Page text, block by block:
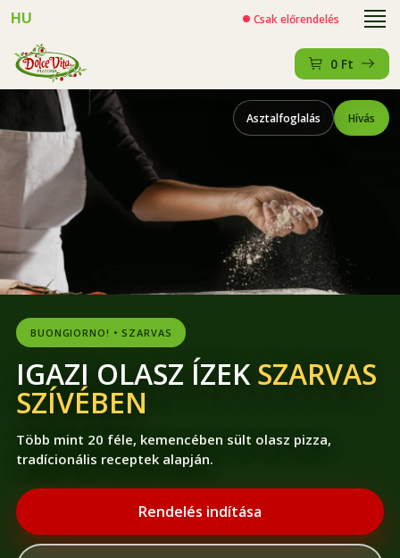
HU Csak előrendelés
0 Ft
Asztalfoglalás Hívás
BUONGIORNO! • SZARVAS
IGAZI OLASZ ÍZEKSZARVAS
SZÍVÉBEN
Több mint 20 féle, kemencében sült olasz pizza,
tradícionális receptek alapján.
Rendelés indítása